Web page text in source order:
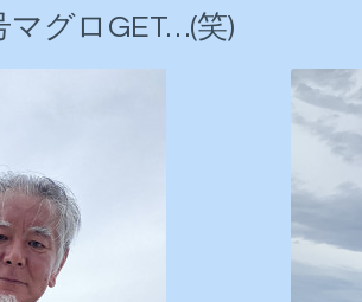
マグロGET…(笑)